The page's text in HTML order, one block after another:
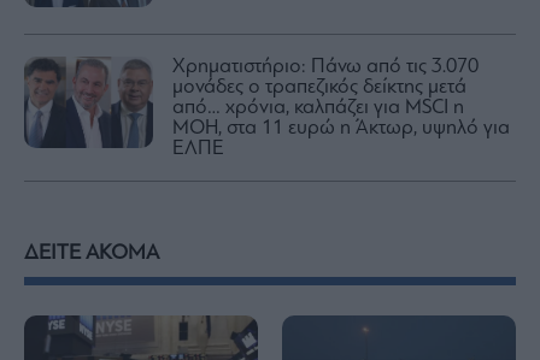
Χρηματιστήριο: Πάνω από τις 3.070
μονάδες ο τραπεζικός δείκτης μετά
από… χρόνια, καλπάζει για MSCI η
ΜΟΗ, στα 11 ευρώ η Άκτωρ, υψηλό για
ΕΛΠΕ
ΔΕΙΤΕ ΑΚΟΜΑ